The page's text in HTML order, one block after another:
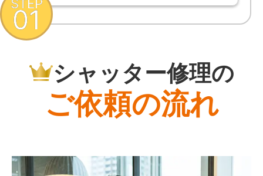
シャッター修理の
ご依頼の流れ
STEP
01